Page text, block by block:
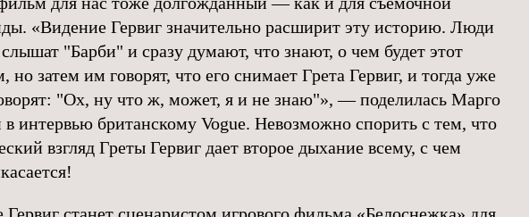
«Видение Гервиг значительно расширит эту историю. Люди
слышат "Барби" и сразу думают, что знают, о чем будет этот
но затем им говорят, что его снимает Грета Гервиг, и тогда уже
"Ох, ну что ж, может, я и не знаю"», — поделилась Марго
в интервью британскому Vogue. Невозможно спорить с тем, что
взгляд Греты Гервиг дает второе дыхание всему, с чем